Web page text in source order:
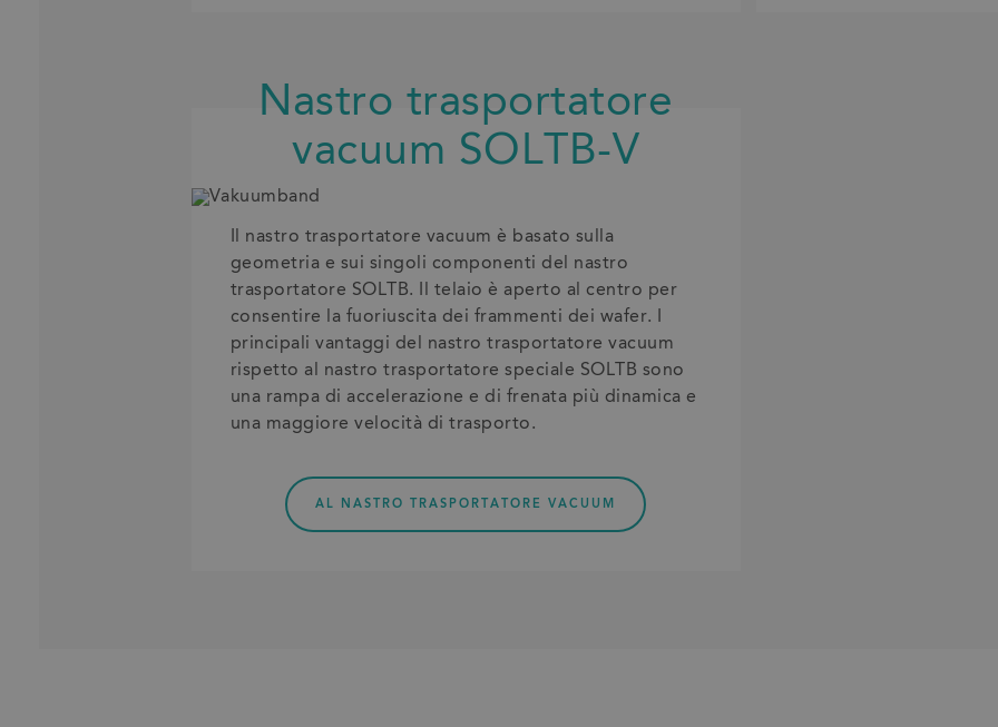
Nastro trasportatore
vacuum SOLTB-V
Il nastro trasportatore vacuum è basato sulla
geometria e sui singoli componenti del nastro
trasportatore SOLTB. Il telaio è aperto al centro per
consentire la fuoriuscita dei frammenti dei wafer. I
principali vantaggi del nastro trasportatore vacuum
rispetto al nastro trasportatore speciale SOLTB sono
una rampa di accelerazione e di frenata più dinamica e
una maggiore velocità di trasporto.
AL NASTRO TRASPORTATORE VACUUM